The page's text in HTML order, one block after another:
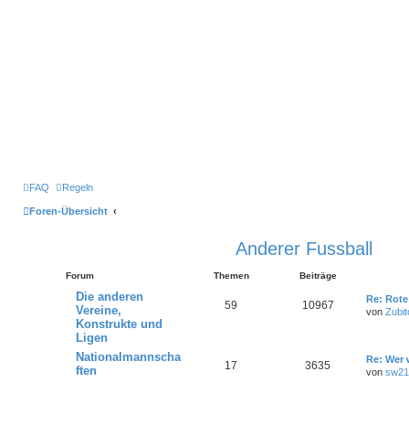
FAQ Regeln
Foren-Übersicht
Anderer Fussball
Forum Themen Beiträge
Die anderen
Vereine,
Konstrukte und
Ligen
59 10967
Re:
von
Nationalmannscha
ften
17 3635
Re: Wer
von